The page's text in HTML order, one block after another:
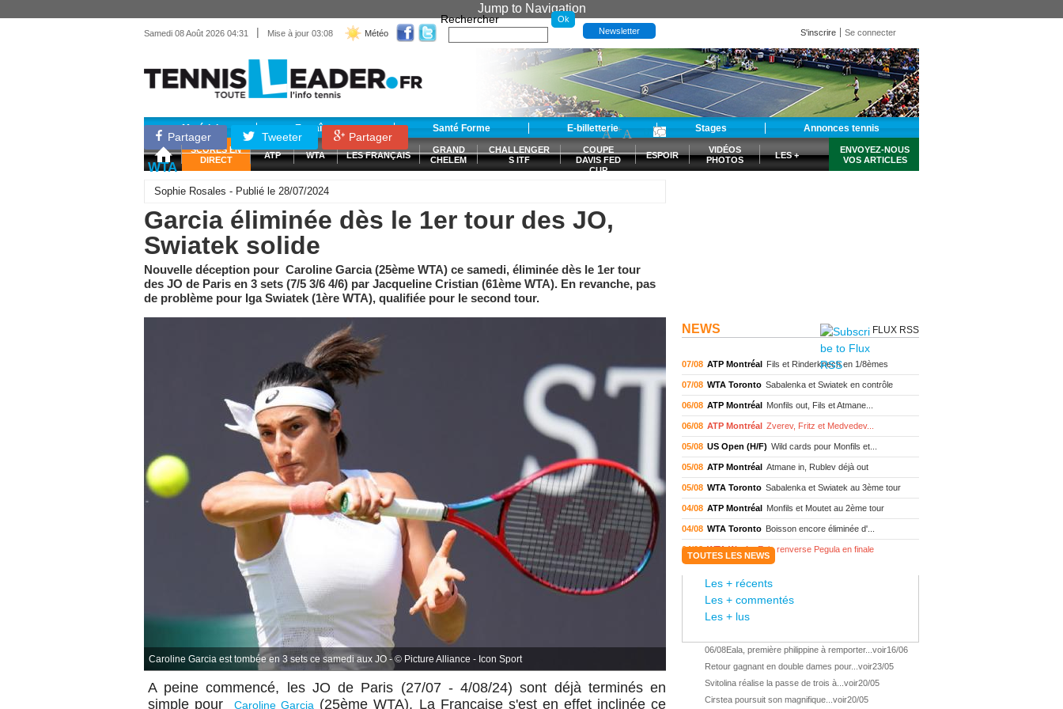
Jump to Navigation
Samedi 08 Août 2026 04:31 | Mise à jour 03:08 Météo
Rechercher
Newsletter S'inscrire Se connecter
Matériel Entraînement Santé Forme E-billetterie Stages Annonces tennis
SCORES EN
DIRECT
ATP WTA LES FRANÇAIS
GRAND
CHELEM
CHALLENGER
S ITF
COUPE
DAVIS FED
CUP
ESPOIR
VIDÉOS
PHOTOS
LES +
ENVOYEZ-NOUS
VOS ARTICLES
Partager Tweeter Partager
-A +A
WTA
Sophie Rosales - Publié le 28/07/2024
Garcia éliminée dès le 1er tour des JO,
Swiatek solide
Nouvelle déception pour Caroline Garcia (25ème WTA) ce samedi, éliminée dès le 1er tour
des JO de Paris en 3 sets (7/5 3/6 4/6) par Jacqueline Cristian (61ème WTA). En revanche, pas
de problème pour Iga Swiatek (1ère WTA), qualifiée pour le second tour.
Caroline Garcia est tombée en 3 sets ce samedi aux JO - © Picture Alliance - Icon Sport
A peine commencé, les JO de Paris (27/07 - 4/08/24) sont déjà terminés en
simple pour
Caroline Garcia (25ème WTA). La Française s'est en effet inclinée ce
NEWS FLUX RSS
07/08 ATP Montréal Fils et Rinderknech en 1/8èmes
07/08 WTA Toronto Sabalenka et Swiatek en contrôle
06/08 ATP Montréal Monfils out, Fils et Atmane...
06/08 ATP Montréal Zverev, Fritz et Medvedev...
05/08 US Open (H/F) Wild cards pour Monfils et...
05/08 ATP Montréal Atmane in, Rublev déjà out
05/08 WTA Toronto Sabalenka et Swiatek au 3ème tour
04/08 ATP Montréal Monfils et Moutet au 2ème tour
04/08 WTA Toronto Boisson encore éliminée d'...
04/08 WTA Wash. Eala renverse Pegula en finale
WTA Memphis Liutova, 16 ans et déjà titrée
ATP Wash.
WTA Wash. Eala domine Svitolina
ATP Wash. De Minaur éliminé en 1/4
TOUTES LES NEWS
Les + récents
Les + commentés
Les + lus
06/08Eala, première philippine à remporter... voir16/06
Retour gagnant en double dames pour... voir23/05
Svitolina réalise la passe de trois à... voir20/05
Cirstea poursuit son magnifique... voir20/05